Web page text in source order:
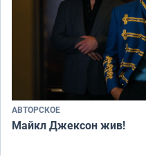
АВТОРСКОЕ
Майкл Джексон жив!